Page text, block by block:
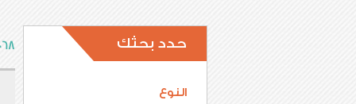
حدد بحثك
النوع
1068 طبيب